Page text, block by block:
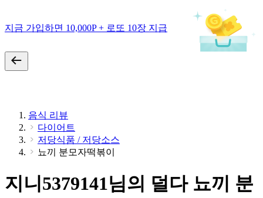
지금 가입하면 10,000P + 로또 10장 지급
음식 리뷰
다이어트
저당식품 / 저당소스
뇨끼 분모자떡볶이
지니5379141님의 덜다 뇨끼 분